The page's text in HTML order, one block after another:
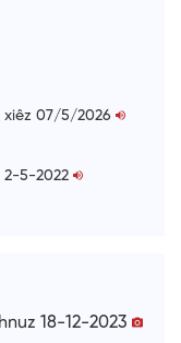
xiêz 07/5/2026
2-5-2022
18-12-2023